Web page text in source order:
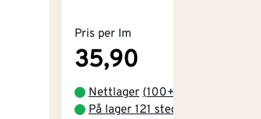
Pris per lm
35,90
Nettlager (100+
På lager 121 steder